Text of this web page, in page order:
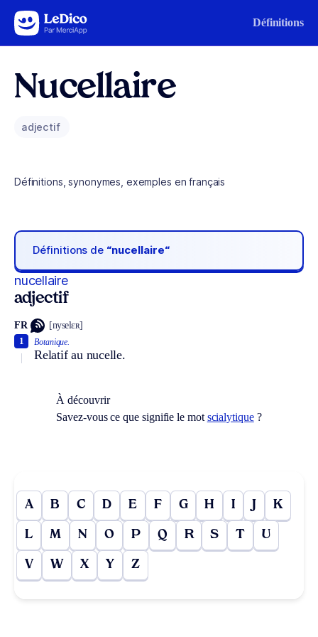
Aller au contenu Définitions
Nucellaire
adjectif
Définitions, synonymes, exemples en français
Définitions de “nucellaire“
nucellaire
adjectif
FR [nyselɛʀ]
Botanique.
Relatif au nucelle.
1
À découvrir
Savez-vous ce que signifie le mot scialytique?
A B C D E F G H I J K
L M N O P Q R S T U
V W X Y Z